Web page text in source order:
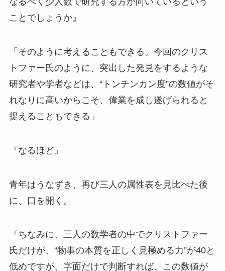
ことでしょうか』
「そのように考えることもできる。今回のクリス
トファー氏のように、突出した発見をするような
研究者や学者などは、“トンチンカン度”の数値がそ
れなりに高いからこそ、偉業を成し遂げられると
捉えることもできる」
『なるほど』
青年はうなずき、再び三人の属性表を見比べた後
に、口を開く。
『ちなみに、三人の数学者の中でクリストファー
氏だけが、“物事の本質を正しく見極める力”が40と
低めですが、字面だけで判断すれば、この数値が